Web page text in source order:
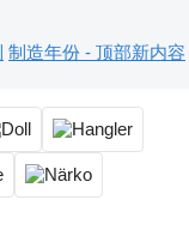
制造年份 - 顶部新内容